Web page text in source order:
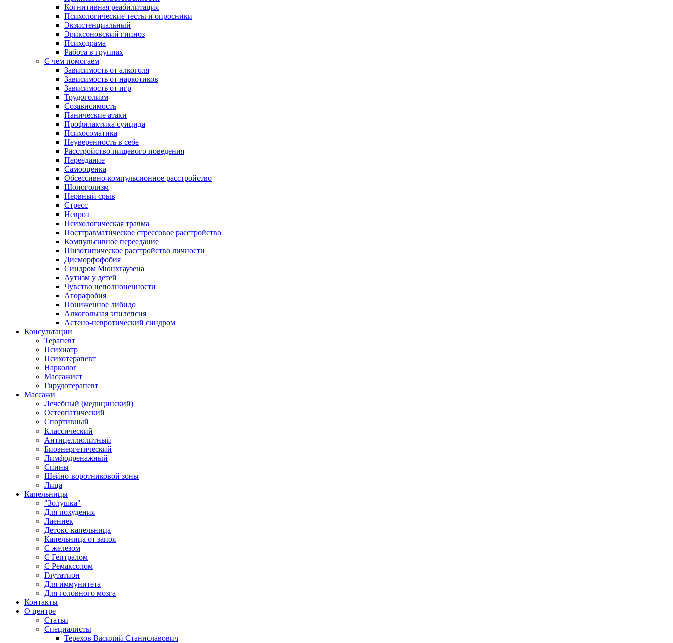
Когнитивная реабилитация
Психологические тесты и опросники
Экзистенциальный
Эриксоновский гипноз
Психодрама
Работа в группах
С чем помогаем
Зависимость от алкоголя
Зависимость от наркотиков
Зависимость от игр
Трудоголизм
Созависимость
Панические атаки
Профилактика суицида
Психосоматика
Неуверенность в себе
Расстройство пищевого поведения
Переедание
Самооценка
Обсессивно-компульсионное расстройство
Шопоголизм
Нервный срыв
Стресс
Невроз
Психологическая травма
Посттравматическое стрессовое расстройство
Компульсивное переедание
Шизотипическое расстройство личности
Дисморфофобия
Синдром Мюнхгаузена
Аутизм у детей
Чувство неполноценности
Агорафобия
Пониженное либидо
Алкогольная эпилепсия
Астено-невротический синдром
Консультации
Терапевт
Психиатр
Психотерапевт
Нарколог
Массажист
Гирудотерапевт
Массажи
Лечебный (медицинский)
Остеопатический
Спортивный
Классический
Антицеллюлитный
Биоэнергетический
Лимфодренажный
Спины
Шейно-воротниковой зоны
Лица
Капельницы
"Золушка"
Для похудения
Лаеннек
Детокс-капельница
Капельница от запоя
С железом
С Гептралом
С Ремаксолом
Глутатион
Для иммунитета
Для головного мозга
Контакты
О центре
Статьи
Специалисты
Терехов Василий Станиславович